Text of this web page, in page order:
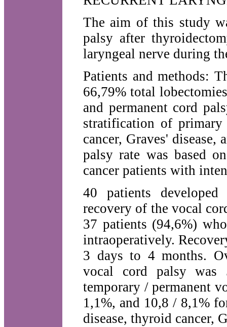
The aim of this study
palsy after
laryngeal nerve during
Patients and methods:
66,79% total
and permanent cord
stratification of
cancer, Graves'
palsy rate was based
cancer patients with
40 patients
recovery of the vocal
37 patients (94,6%)
intraoperatively.
3 days to 4 months.
vocal cord palsy was
temporary / permanent
1,1%, and 10,8 / 8,1%
disease, thyroid cancer,